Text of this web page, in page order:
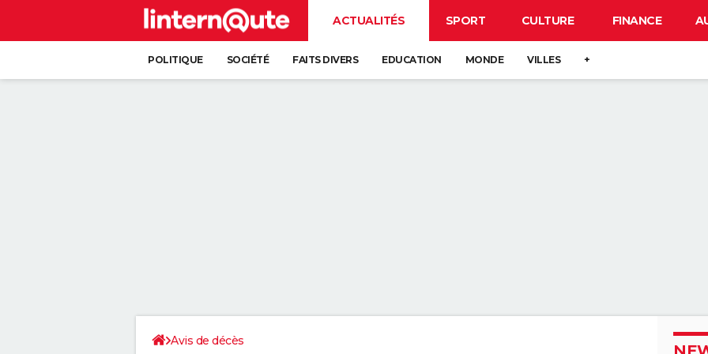
ACTUALITÉS SPORT CULTURE FINANCE
POLITIQUE SOCIÉTÉ FAITS DIVERS EDUCATION MONDE VILLES +
Avis de décès